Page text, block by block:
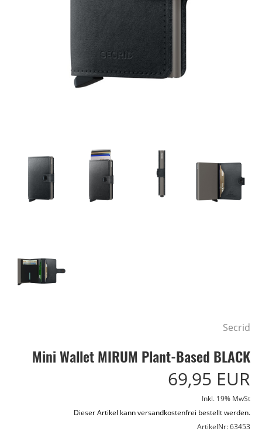
Secrid
Mini Wallet MIRUM Plant-Based BLACK
69,95 EUR
Inkl. 19% MwSt
Dieser Artikel kann versandkostenfrei bestellt werden.
ArtikelNr: 63453